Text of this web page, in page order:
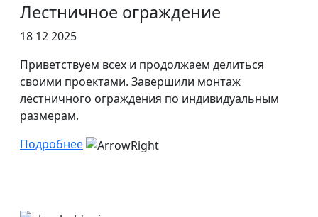
Лестничное ограждение
18 12 2025
Приветствуем всех и продолжаем делиться
своими проектами. Завершили монтаж
лестничного ограждения по индивидуальным
размерам.
Подробнее